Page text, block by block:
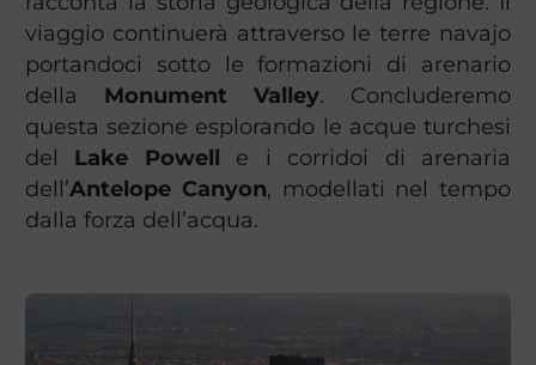
viaggio continuerà attraverso le terre navajo
portandoci sotto le formazioni di arenario
della Monument Valley. Concluderemo
questa sezione esplorando le acque turchesi
del Lake Powell e i corridoi di arenaria
dell’Antelope Canyon, modellati nel tempo
dalla forza dell’acqua.